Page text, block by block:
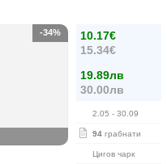
10.17€
15.34€
19.89лв
30.00лв
2.05 - 30.09
94 грабнати
Цигов чарк
-34%